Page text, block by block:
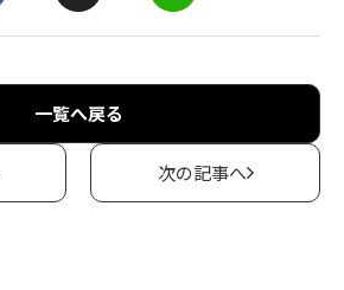
一覧へ戻る
次の記事へ